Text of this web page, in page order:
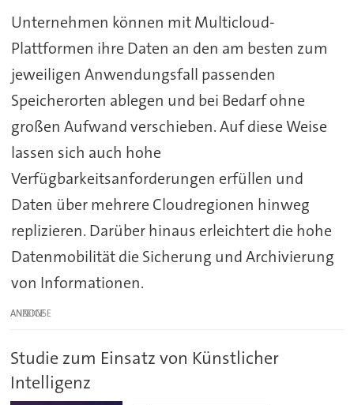
Unternehmen können mit Multicloud-
Plattformen ihre Daten an den am besten zum
jeweiligen Anwendungsfall passenden
Speicherorten ablegen und bei Bedarf ohne
großen Aufwand verschieben. Auf diese Weise
lassen sich auch hohe
Verfügbarkeitsanforderungen erfüllen und
Daten über mehrere Cloudregionen hinweg
replizieren. Darüber hinaus erleichtert die hohe
Datenmobilität die Sicherung und Archivierung
von Informationen.
ANZEIGE
Studie zum Einsatz von Künstlicher
Intelligenz